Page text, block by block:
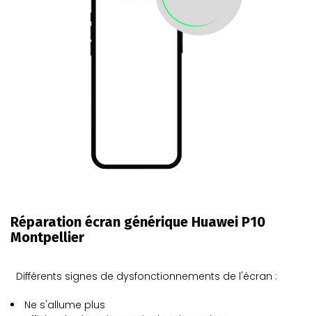
Réparation écran générique Huawei P10
Montpellier
Différents signes de dysfonctionnements de l'écran :
Ne s'allume plus